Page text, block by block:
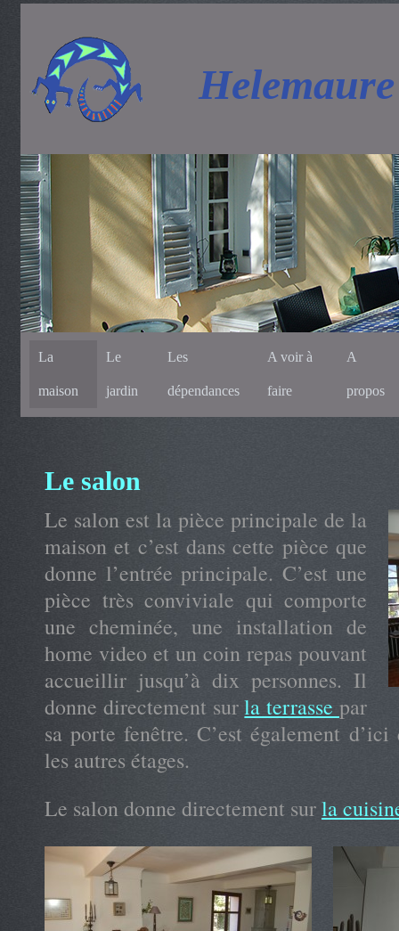
Helemaure
La
maison
Le
jardin
Les
dépendances
A voir à
faire
A
propos
Le salon
Le salon est la pièce principale de la
maison et c’est dans cette pièce que
donne l’entrée principale. C’est une
pièce très conviviale qui comporte
une cheminée, une installation de
home video et un coin repas pouvant
accueillir jusqu’à dix personnes. Il
donne directement surla terrassepar
sa porte fenêtre. C’est également
les autres étages.
Le salon donne directement surla